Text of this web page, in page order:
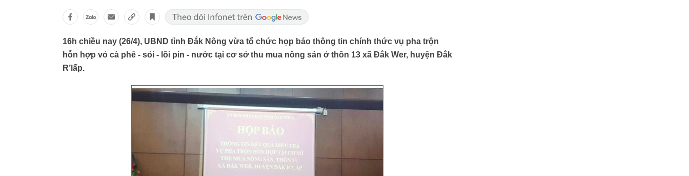
16h chiều nay (26/4), UBND tỉnh Đắk Nông vừa tổ chức họp báo thông tin chính thức vụ pha trộn
hỗn hợp vỏ cà phê - sỏi - lõi pin - nước tại cơ sở thu mua nông sản ở thôn 13 xã Đắk Wer, huyện Đắk
R’lấp.